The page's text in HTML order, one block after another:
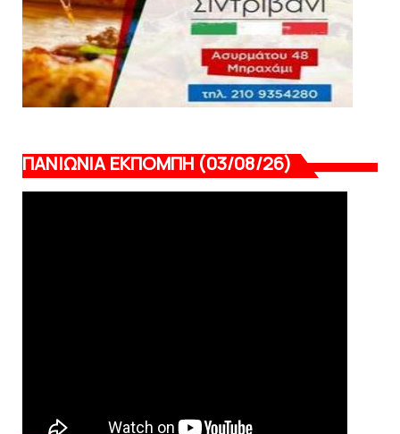
ΠΑΝΙΩΝΙΑ ΕΚΠΟΜΠΗ (03/08/26)